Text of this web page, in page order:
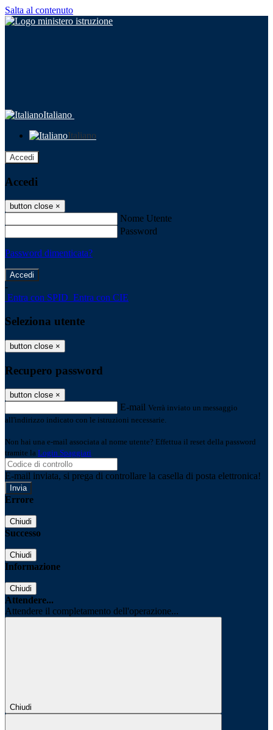
Salta al contenuto
Italiano
Italiano
Accedi
Accedi
button close ×
Nome Utente
Password
Password dimenticata?
-
Entra con SPID Entra con CIE
Seleziona utente
button close ×
Recupero password
button close ×
E-mail Verrà inviato un messaggio
all'indirizzo indicato con le istruzioni necessarie.
Non hai una e-mail associata al nome utente? Effettua il reset della password
tramite la Login Spaggiari
E-mail inviata, si prega di controllare la casella di posta elettronica!
Errore
Chiudi
Successo
Chiudi
Informazione
Chiudi
Attendere...
Attendere il completamento dell'operazione...
Chiudi